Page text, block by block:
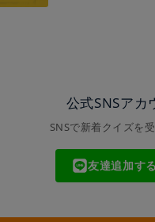
公式SNSアカ
SNSで新着クイズを
友達追加する